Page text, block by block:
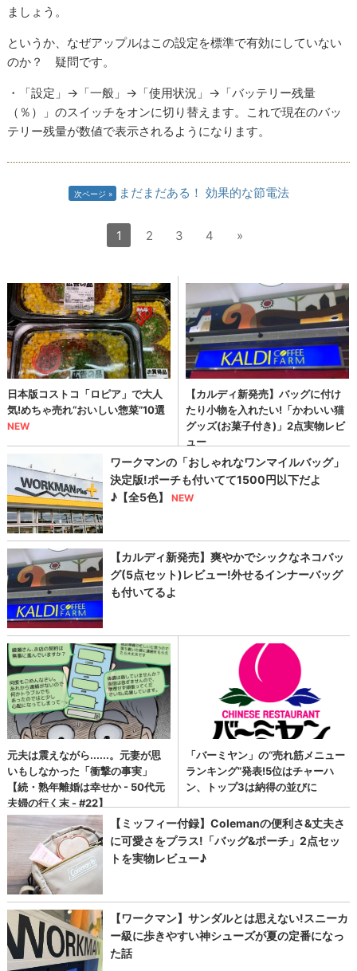
ましょう。
というか、なぜアップルはこの設定を標準で有効にしていない
のか？ 疑問です。
・「設定」→「一般」→「使用状況」→「バッテリー残量
（％）」のスイッチをオンに切り替えます。これで現在のバッ
テリー残量が数値で表示されるようになります。
次ページ まだまだある！ 効果的な節電法
1 2 3 4 »